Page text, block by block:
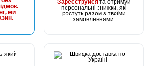
ми
Зареєструйсята отримуй
персональні знижки, які
ростуть разом з твоїми
замовленнями.